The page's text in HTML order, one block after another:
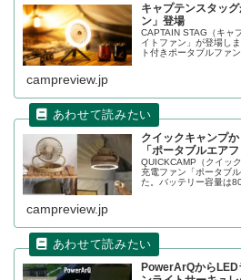
キャプテンスタッ
ン」登場
CAPTAIN STAG（キャ
イトファン」が登場し
ト付きポータブルファ
いろいろな場面で役立
campreview.jp
クイックキャンプ
「ポータブルエア
QUICKCAMP（クイッ
充電ファン「ポータブ
た。バッテリー容量は
campreview.jp
PowerArQからLED